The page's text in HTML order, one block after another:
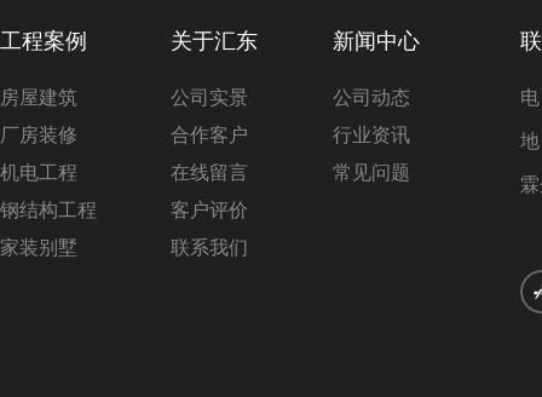
工程案例
房屋建筑
厂房装修
机电工程
钢结构工程
家装别墅
关于汇东
公司实景
合作客户
在线留言
客户评价
联系我们
新闻中心
公司动态
行业资讯
常见问题